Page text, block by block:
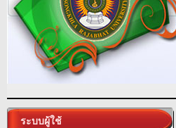
ระบบผู้ใช้